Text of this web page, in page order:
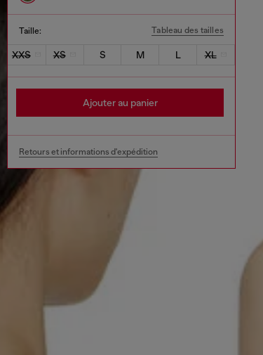
Taille: Tableau des tailles
XXS XS S M L XL
Ajouter au panier
Retours et informations d'expédition